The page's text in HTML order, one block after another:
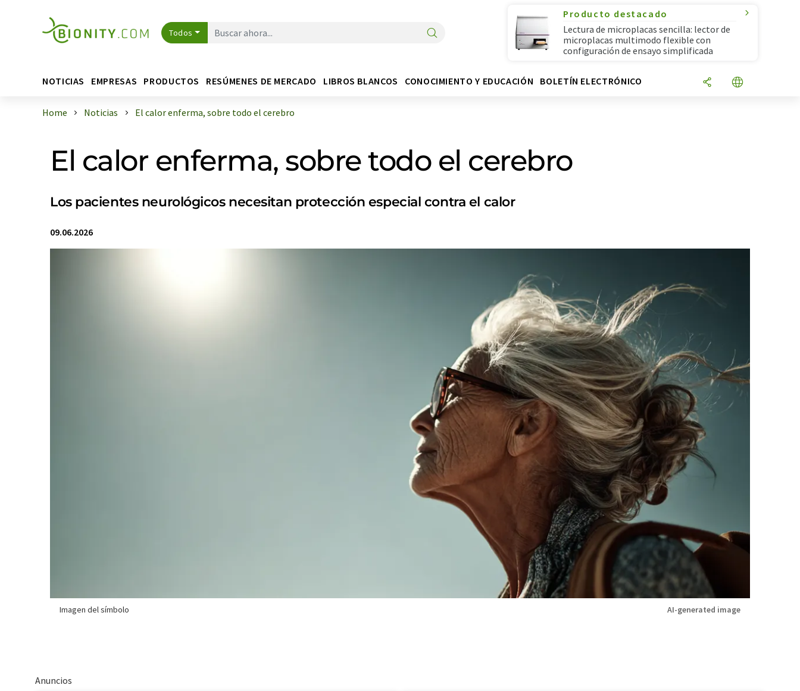
Todos
Producto destacado
Lectura de microplacas sencilla: lector de
microplacas multimodo flexible con
configuración de ensayo simplificada
NOTICIAS EMPRESAS PRODUCTOS RESÚMENES DE MERCADO LIBROS BLANCOS CONOCIMIENTO Y EDUCACIÓN BOLETÍN ELECTRÓNICO
Home Noticias El calor enferma, sobre todo el cerebro
El calor enferma, sobre todo el cerebro
Los pacientes neurológicos necesitan protección especial contra el calor
09.06.2026
Imagen del símbolo AI-generated image
Anuncios